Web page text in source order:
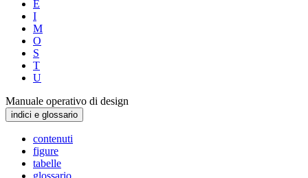
E
I
M
O
S
T
U
Manuale operativo di design
indici e glossario
contenuti
figure
tabelle
glossario